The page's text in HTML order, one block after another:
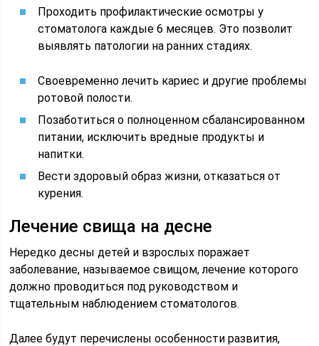
Проходить профилактические осмотры у
стоматолога каждые 6 месяцев. Это позволит
выявлять патологии на ранних стадиях.
Своевременно лечить кариес и другие проблемы
ротовой полости.
Позаботиться о полноценном сбалансированном
питании, исключить вредные продукты и
напитки.
Вести здоровый образ жизни, отказаться от
курения.
Лечение свища на десне
Нередко десны детей и взрослых поражает
заболевание, называемое свищом, лечение которого
должно проводиться под руководством и
тщательным наблюдением стоматологов.
Далее будут перечислены особенности развития,